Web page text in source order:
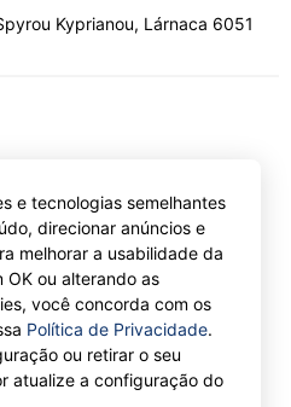
Kyprianou, Lárnaca 6051
GetTransport®
Limited.
e tecnologias semelhantes
direcionar anúncios e
melhorar a usabilidade da
OK ou alterando as
você concorda com os
Política de Privacidade.
ou retirar o seu
atualize a configuração do